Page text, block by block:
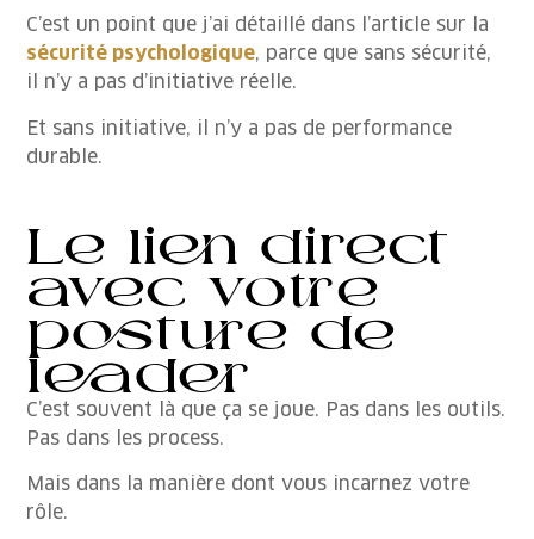
C’est un point que j’ai détaillé dans l’article sur la
sécurité psychologique, parce que sans sécurité,
il n’y a pas d’initiative réelle.
Et sans initiative, il n’y a pas de performance
durable.
Le lien direct
avec votre
posture de
leader
C’est souvent là que ça se joue. Pas dans les outils.
Pas dans les process.
Mais dans la manière dont vous incarnez votre
rôle.